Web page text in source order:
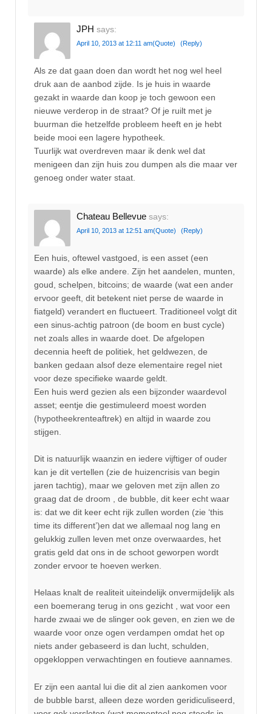
JPH says:
April 10, 2013 at 12:11 am(Quote) (Reply)
Als ze dat gaan doen dan wordt het nog wel heel
druk aan de aanbod zijde. Is je huis in waarde
gezakt in waarde dan koop je toch gewoon een
nieuwe verderop in de straat? Of je ruilt met je
buurman die hetzelfde probleem heeft en je hebt
beide mooi een lagere hypotheek.
Tuurlijk wat overdreven maar ik denk wel dat
menigeen dan zijn huis zou dumpen als die maar ver
genoeg onder water staat.
Chateau Bellevue says:
April 10, 2013 at 12:51 am(Quote) (Reply)
Een huis, oftewel vastgoed, is een asset (een
waarde) als elke andere. Zijn het aandelen, munten,
goud, schelpen, bitcoins; de waarde (wat een ander
ervoor geeft, dit betekent niet perse de waarde in
fiatgeld) verandert en fluctueert. Traditioneel volgt dit
een sinus-achtig patroon (de boom en bust cycle)
net zoals alles in waarde doet. De afgelopen
decennia heeft de politiek, het geldwezen, de
banken gedaan alsof deze elementaire regel niet
voor deze specifieke waarde geldt.
Een huis werd gezien als een bijzonder waardevol
asset; eentje die gestimuleerd moest worden
(hypotheekrenteaftrek) en altijd in waarde zou
stijgen.
Dit is natuurlijk waanzin en iedere vijftiger of ouder
kan je dit vertellen (zie de huizencrisis van begin
jaren tachtig), maar we geloven met zijn allen zo
graag dat de droom , de bubble, dit keer echt waar
is: dat we dit keer echt rijk zullen worden (zie ‘this
time its different’)en dat we allemaal nog lang en
gelukkig zullen leven met onze overwaardes, het
gratis geld dat ons in de schoot geworpen wordt
zonder ervoor te hoeven werken.
Helaas knalt de realiteit uiteindelijk onvermijdelijk als
een boemerang terug in ons gezicht , wat voor een
harde zwaai we de slinger ook geven, en zien we de
waarde voor onze ogen verdampen omdat het op
niets ander gebaseerd is dan lucht, schulden,
opgekloppen verwachtingen en foutieve aannames.
Er zijn een aantal lui die dit al zien aankomen voor
de bubble barst, alleen deze worden geridiculiseerd,